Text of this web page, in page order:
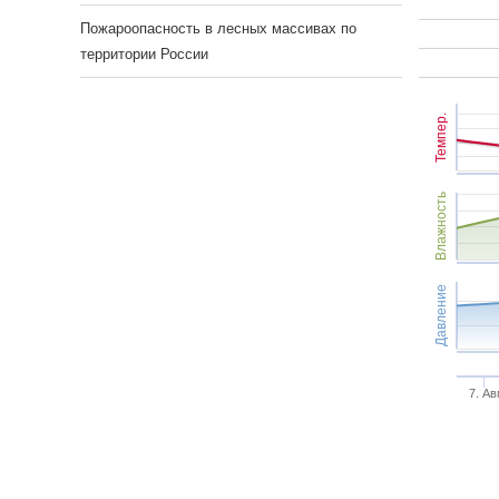
Темпер.
Влажность
Давление
7.
Пожароопасность в лесных массивах по
территории России